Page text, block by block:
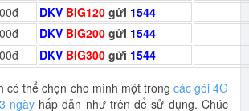
DKV BIG120 gửi 1544
DKV BIG200 gửi 1544
DKV BIG300 gửi 1544
có thể chọn cho mình một trong các gói 4G
ngàyhấp dẫn như trên để sử dụng. Chúc